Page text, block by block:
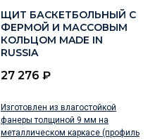
ЩИТ БАСКЕТБОЛЬНЫЙ С
ФЕРМОЙ И МАССОВЫМ
КОЛЬЦОМ MADE IN
RUSSIA
27 276 ₽
Изготовлен из влагостойкой
фанеры толщиной 9 мм на
металлическом каркасе (профиль